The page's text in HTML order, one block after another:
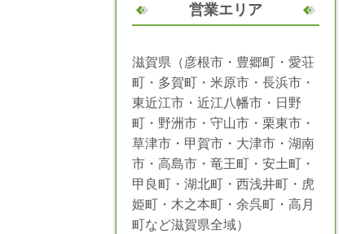
営業エリア
滋賀県（彦根市・豊郷町・愛荘
町・多賀町・米原市・長浜市・
東近江市・近江八幡市・日野
町・野洲市・守山市・栗東市・
草津市・甲賀市・大津市・湖南
市・高島市・竜王町・安土町・
甲良町・湖北町・西浅井町・虎
姫町・木之本町・余呉町・高月
町など滋賀県全域）